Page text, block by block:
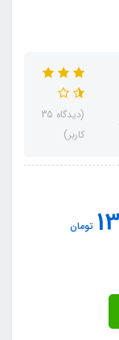
(دیدگاه 35
کاربر)
تومان